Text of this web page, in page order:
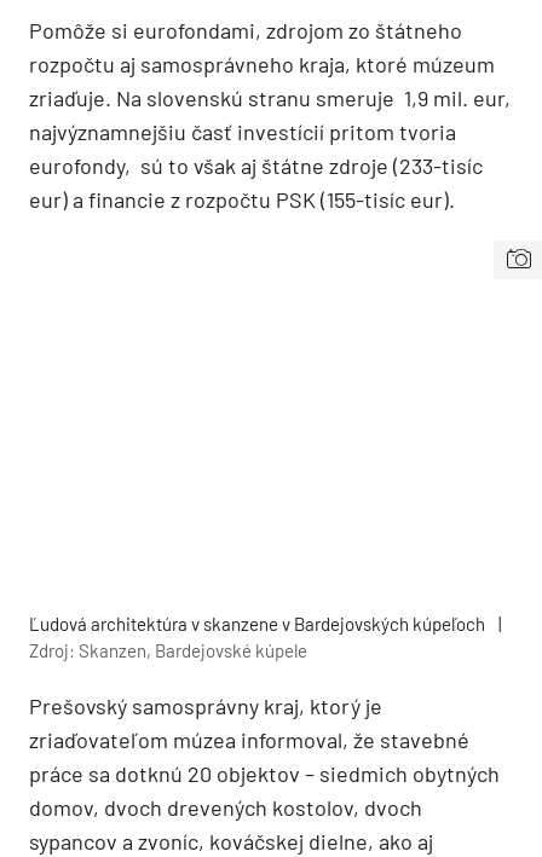
Pomôže si eurofondami, zdrojom zo štátneho
rozpočtu aj samosprávneho kraja, ktoré múzeum
zriaďuje. Na slovenskú stranu smeruje 1,9 mil. eur,
najvýznamnejšiu časť investícií pritom tvoria
eurofondy, sú to však aj štátne zdroje (233-tisíc
eur) a financie z rozpočtu PSK (155-tisíc eur).
Ľudová architektúra v skanzene v Bardejovských kúpeľoch
Zdroj: Skanzen, Bardejovské kúpele
Prešovský samosprávny kraj, ktorý je
zriaďovateľom múzea informoval, že stavebné
práce sa dotknú 20 objektov – siedmich obytných
domov, dvoch drevených kostolov, dvoch
sypancov a zvoníc, kováčskej dielne, ako aj